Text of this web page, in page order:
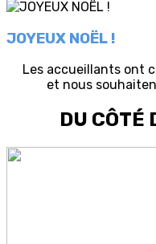
JOYEUX NOËL !
Les accueillants ont
et nous
DU CÔTÉ